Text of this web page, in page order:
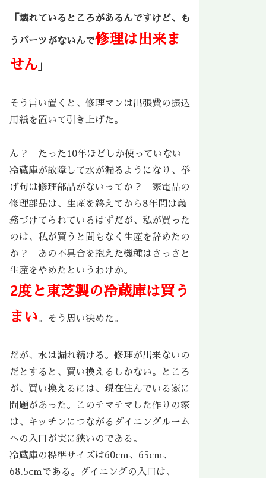
「壊れているところがあるんですけど、も
うパーツがないんで修理は出来ま
せん
そう言い置くと、修理マンは出張費の振込
用紙を置いて引き上げた。
ん？ たった10年ほどしか使っていない
冷蔵庫が故障して水が漏るようになり、挙
げ句は修理部品がないってか？ 家電品の
修理部品は、生産を終えてから8年間は義
務づけてられているはずだが、私が買った
のは、私が買うと間もなく生産を辞めたの
か？ あの不具合を抱えた機種はさっさと
生産をやめたというわけか。
2度と東芝製の冷蔵庫は買う
まい。そう思い決めた。
だが、水は漏れ続ける。修理が出来ないの
だとすると、買い換えるしかない。ところ
が、買い換えるには、現在住んでいる家に
問題があった。このチマチマした作りの家
は、キッチンにつながるダイニングルーム
への入口が実に狭いのである。
冷蔵庫の標準サイズは60cm、65cm、
68.5cmである。ダイニングの入口は、